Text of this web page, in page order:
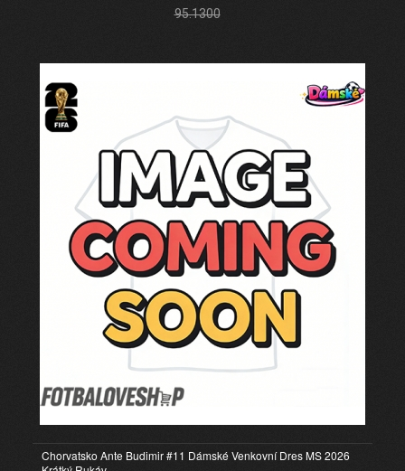
95.1300
Chorvatsko Ante Budimir #11 Dámské Venkovní Dres MS 2026